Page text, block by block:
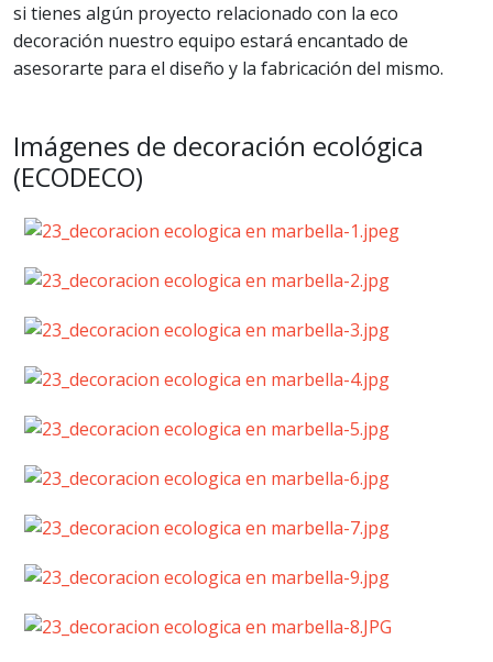
si tienes algún proyecto relacionado con la eco
decoración nuestro equipo estará encantado de
asesorarte para el diseño y la fabricación del mismo.
Imágenes de decoración ecológica
(ECODECO)